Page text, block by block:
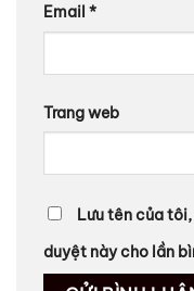
Email *
Trang web
Lưu tên của
duyệt này cho lần